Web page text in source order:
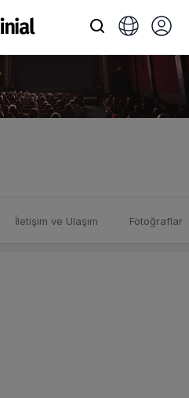
İletişim ve Ulaşım Fotoğraflar